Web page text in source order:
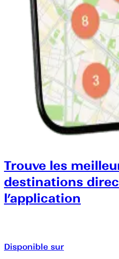
Trouve les
destinations
l’application
Disponible sur